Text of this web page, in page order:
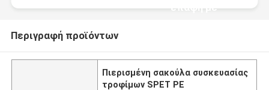
επαφή με
Περιγραφή προϊόντων
Πιερισμένη σακούλα συσκευασίας
τροφίμων SPET PE